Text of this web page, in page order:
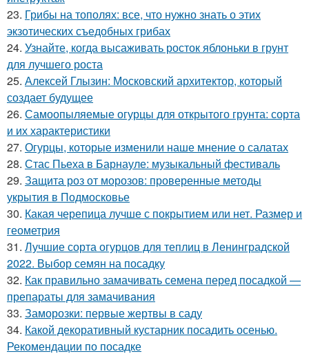
23. Грибы на тополях: все, что нужно знать о этих
экзотических съедобных грибах
24. Узнайте, когда высаживать росток яблоньки в грунт
для лучшего роста
25. Алексей Глызин: Московский архитектор, который
создает будущее
26. Самоопыляемые огурцы для открытого грунта: сорта
и их характеристики
27. Огурцы, которые изменили наше мнение о салатах
28. Стас Пьеха в Барнауле: музыкальный фестиваль
29. Защита роз от морозов: проверенные методы
укрытия в Подмосковье
30. Какая черепица лучше с покрытием или нет. Размер и
геометрия
31. Лучшие сорта огурцов для теплиц в Ленинградской
2022. Выбор семян на посадку
32. Как правильно замачивать семена перед посадкой —
препараты для замачивания
33. Заморозки: первые жертвы в саду
34. Какой декоративный кустарник посадить осенью.
Рекомендации по посадке